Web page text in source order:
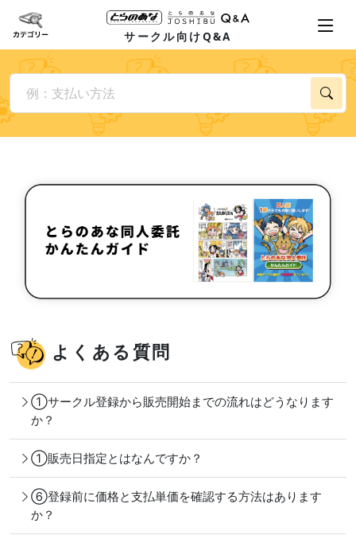
サークル向けQ&A
よくある質問
①サークル登録から販売開始までの流れはどうなります
か？
①販売日指定とはなんですか？
⑥登録前に価格と支払単価を確認する方法はあります
か？